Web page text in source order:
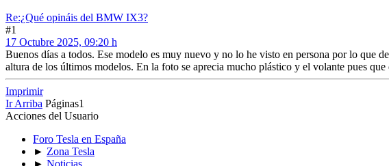
Re:¿Qué opináis del BMW IX3?
#1
17 Octubre 2025, 09:20 h
Buenos días a todos. Ese modelo es muy nuevo y no lo he visto en persona por lo que
altura de los últimos modelos. En la foto se aprecia mucho plástico y el volante pues
Imprimir
Ir Arriba Páginas1
Acciones del Usuario
Foro Tesla en España
► Zona Tesla
► Noticias